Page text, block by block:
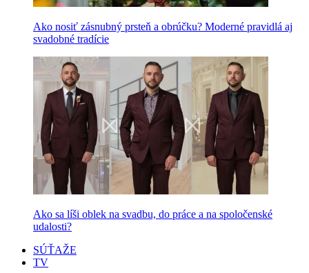
Ako nosiť zásnubný prsteň a obrúčku? Moderné pravidlá aj
svadobné tradície
Ako sa líši oblek na svadbu, do práce a na spoločenské
udalosti?
SÚŤAŽE
TV